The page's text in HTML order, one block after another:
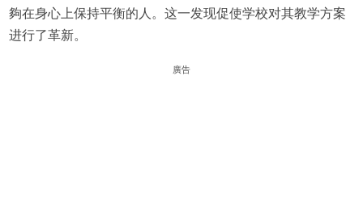
夠在身心上保持平衡的人。这一发现促使学校对其教学方案
进行了革新。
廣告